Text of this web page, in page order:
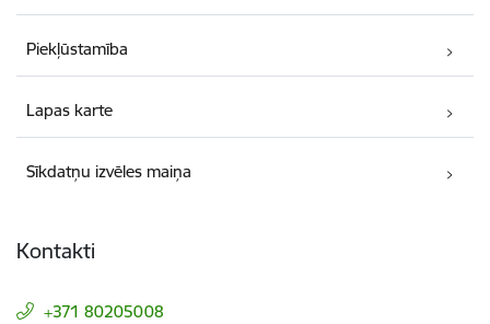
Piekļūstamība
Lapas karte
Sīkdatņu izvēles maiņa
Kontakti
+371 80205008